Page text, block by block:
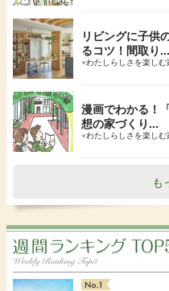
リビングに子供
るコツ！間取り...
●わたしらしさを楽しむ
漫画でわかる！
想の家づくり...
●わたしらしさを楽しむ
も